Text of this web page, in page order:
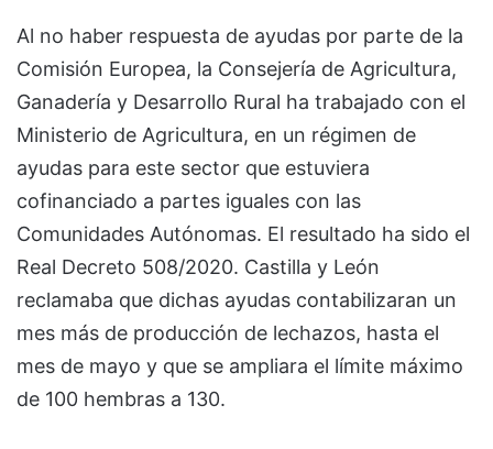
Al no haber respuesta de ayudas por parte de la
Comisión Europea, la Consejería de Agricultura,
Ganadería y Desarrollo Rural ha trabajado con el
Ministerio de Agricultura, en un régimen de
ayudas para este sector que estuviera
cofinanciado a partes iguales con las
Comunidades Autónomas. El resultado ha sido el
Real Decreto 508/2020. Castilla y León
reclamaba que dichas ayudas contabilizaran un
mes más de producción de lechazos, hasta el
mes de mayo y que se ampliara el límite máximo
de 100 hembras a 130.